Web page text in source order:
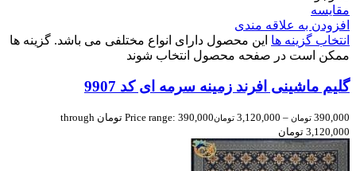
مقایسه
افزودن به علاقه مندی
انتخاب گزینه ها این محصول دارای انواع مختلفی می باشد. گزینه ها
ممکن است در صفحه محصول انتخاب شوند
گلیم ماشینی افرند زمینه سرمه ای کد 9907
390,000 تومان –
3,120,000 تومان
Price range: 390,000 تومان through
3,120,000 تومان